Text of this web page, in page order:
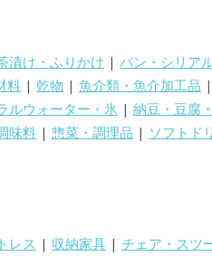
漬け・ふりかけ | パン・シリア
料 | 乾物 | 魚介類・魚介加工品 |
ルウォーター・氷 | 納豆・豆腐
味料 | 惣菜・調理品 | ソフトド
レス | 収納家具 | チェア・スツ